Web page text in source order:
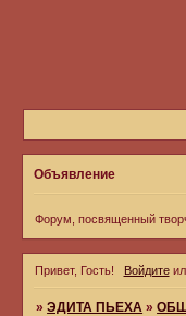
Объявление
Форум, посвященный
Привет, Гость! Войдите
»ЭДИТА ПЬЕХА »